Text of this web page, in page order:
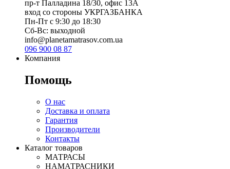
пр-т Палладина 18/30, офис 13А
вход со стороны УКРГАЗБАНКА
Пн-Пт с 9:30 до 18:30
Сб-Вс: выходной
info@planetamatrasov.com.ua
096 900 08 87
Компания
Помощь
О нас
Доставка и оплата
Гарантия
Производители
Контакты
Каталог товаров
МАТРАСЫ
НАМАТРАСНИКИ